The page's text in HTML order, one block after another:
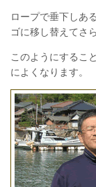
ロープで垂下しあ
ゴに移し替えてさ
このようにするこ
によくなります。